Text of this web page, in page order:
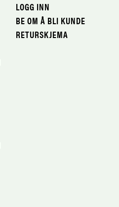
LOGG INN
BE OM Å BLI KUNDE
RETURSKJEMA